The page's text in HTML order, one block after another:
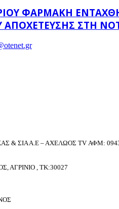
ΦΑΡΜΆΚΗ
ΑΠΟΧΈΤΕΥΣΗΣ ΣΤΗ
ΣΙΑ Α.Ε – ΑΧΕΛΩΟΣ TV ΑΦΜ:
ΑΓΡΙΝΙΟ , ΤΚ:30027